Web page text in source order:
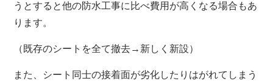
うとすると他の防水工事に比べ費用が高くなる場合もあ
ります。
（既存のシートを全て撤去→新しく新設）
また、シート同士の接着面が劣化したりはがれてしまう